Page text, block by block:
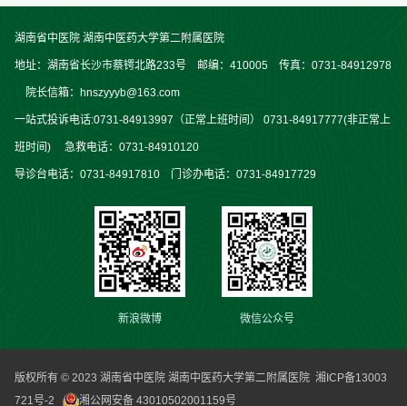
湖南省中医院 湖南中医药大学第二附属医院
地址：湖南省长沙市蔡锷北路233号 邮编：410005 传真：0731-84912978
院长信箱：hnszyyyb@163.com
一站式投诉电话:0731-84913997（正常上班时间） 0731-84917777(非正常上
班时间) 急救电话：0731-84910120
导诊台电话：0731-84917810 门诊办电话：0731-84917729
新浪微博 微信公众号
版权所有 © 2023 湖南省中医院 湖南中医药大学第二附属医院 湘ICP备13003
721号-2
湘公网安备 43010502001159号